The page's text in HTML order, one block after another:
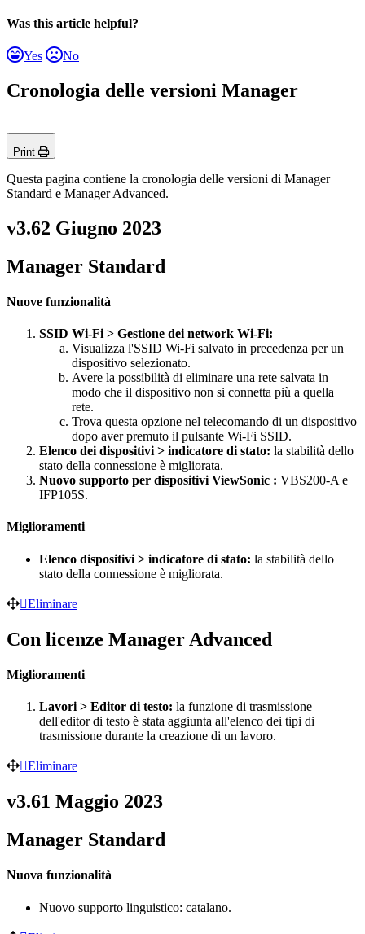
Was this article helpful?
Yes No
Cronologia delle versioni Manager
Print
Questa pagina contiene la cronologia delle versioni di Manager
Standard e Manager Advanced.
v3.62 Giugno 2023
Manager Standard
Nuove funzionalità
SSID Wi-Fi > Gestione dei network Wi-Fi:
Visualizza l'SSID Wi-Fi salvato in precedenza per un
dispositivo selezionato.
Avere la possibilità di eliminare una rete salvata in
modo che il dispositivo non si connetta più a quella
rete.
Trova questa opzione nel telecomando di un dispositivo
dopo aver premuto il pulsante Wi-Fi SSID.
Elenco dei dispositivi > indicatore di stato: la stabilità dello
stato della connessione è migliorata.
Nuovo supporto per dispositivi ViewSonic : VBS200-A e
IFP105S.
Miglioramenti
Elenco dispositivi > indicatore di stato: la stabilità dello
stato della connessione è migliorata.
Eliminare
Con licenze Manager Advanced
Miglioramenti
Lavori > Editor di testo: la funzione di trasmissione
dell'editor di testo è stata aggiunta all'elenco dei tipi di
trasmissione durante la creazione di un lavoro.
Eliminare
v3.61 Maggio 2023
Manager Standard
Nuova funzionalità
Nuovo supporto linguistico: catalano.